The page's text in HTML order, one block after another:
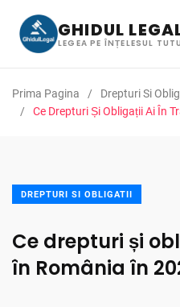
GHIDUL
LEGEA PE ÎNȚELESUL
Prima Pagina
Drepturi Si
Ce Drepturi Și Obligații Ai În
DREPTURI SI OBLIGATII
Ce drepturi și
în România în